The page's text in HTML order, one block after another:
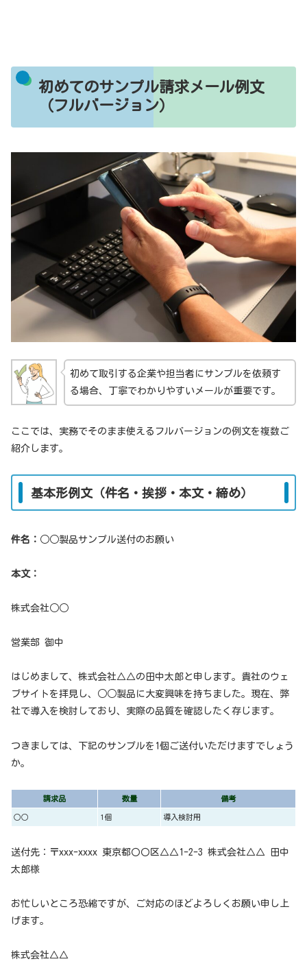
初めてのサンプル請求メール例文
（フルバージョン）
初めて取引する企業や担当者にサンプルを依頼す
る場合、丁寧でわかりやすいメールが重要です。
ここでは、実務でそのまま使えるフルバージョンの例文を複数ご
紹介します。
基本形例文（件名・挨拶・本文・締め）
件名： ○○製品サンプル送付のお願い
本文：
株式会社○○
営業部 御中
はじめまして、株式会社△△の田中太郎と申します。貴社のウェ
ブサイトを拝見し、○○製品に大変興味を持ちました。現在、弊
社で導入を検討しており、実際の品質を確認したく存じます。
つきましては、下記のサンプルを1個ご送付いただけますでしょう
か。
請求品 数量 備考
○○ 1個 導入検討用
送付先：〒xxx-xxxx 東京都〇〇区△△1-2-3 株式会社△△ 田中
太郎様
お忙しいところ恐縮ですが、ご対応のほどよろしくお願い申し上
げます。
株式会社△△